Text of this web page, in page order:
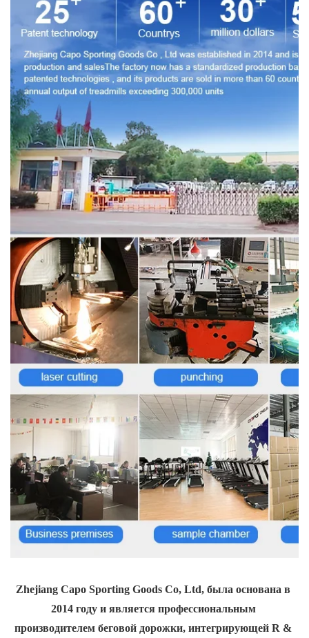
Zhejiang Capo Sporting Goods Co, Ltd, была основана в
2014 году и является профессиональным
производителем беговой дорожки, интегрирующей R &